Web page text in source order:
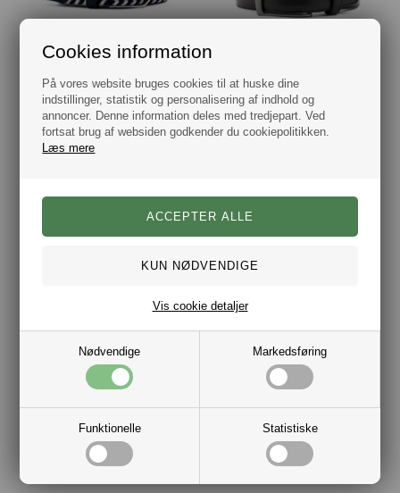
Cookies information
På vores website bruges cookies til at huske dine
indstillinger, statistik og personalisering af indhold og
annoncer. Denne information deles med tredjepart. Ved
fortsat brug af websiden godkender du cookiepolitikken.
Læs mere
Nødvendige Markedsføring
Funktionelle Statistiske
Vis cookie detaljer
DKK 225,00
DKK 399,00